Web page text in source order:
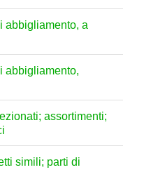
abbigliamento, a
abbigliamento,
assortimenti;
simili; parti di